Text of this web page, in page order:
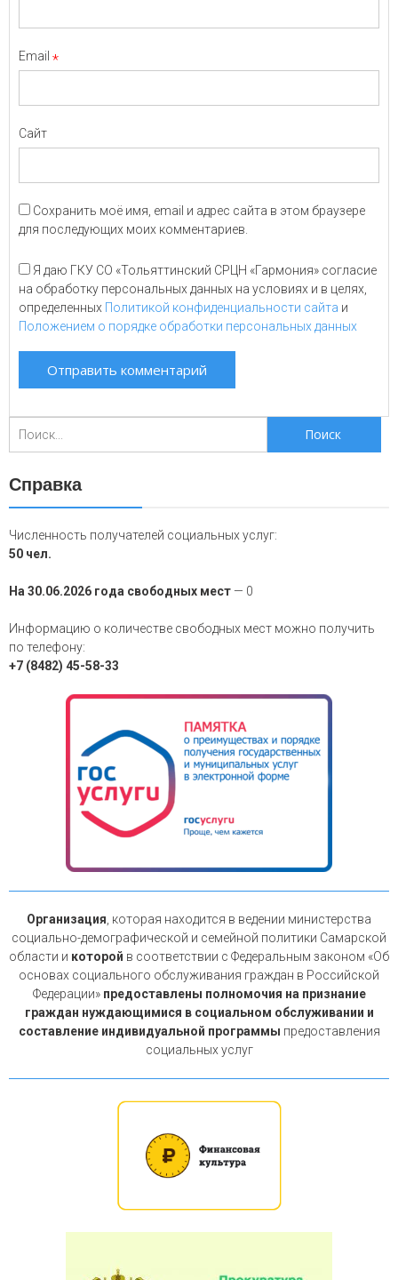
Email *
Сайт
Сохранить моё имя, email и адрес сайта в этом браузере
для последующих моих комментариев.
Я даю ГКУ СО «Тольяттинский СРЦН «Гармония» согласие
на обработку персональных данных на условиях и в целях,
определенных Политикой конфиденциальности сайта и
Положением о порядке обработки персональных данных
для:
Справка
Численность получателей социальных услуг:
50 чел.
На 30.06.2026 года свободных мест — 0
Информацию о количестве свободных мест можно получить
по телефону:
+7 (8482) 45-58-33
Организация, которая находится в ведении министерства
социально-демографической и семейной политики Самарской
области и которой в соответствии с Федеральным законом «Об
основах социального обслуживания граждан в Российской
Федерации» предоставлены полномочия на признание
граждан нуждающимися в социальном обслуживании и
составление индивидуальной программы предоставления
социальных услуг